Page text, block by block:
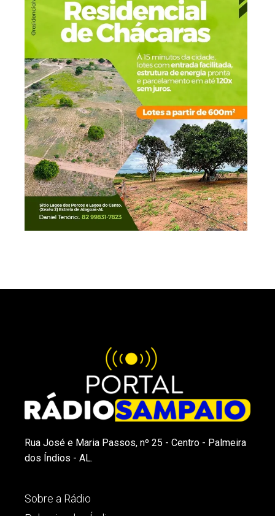
Rua José e Maria Passos, nº 25 - Centro - Palmeira
dos Índios - AL.
Sobre a Rádio